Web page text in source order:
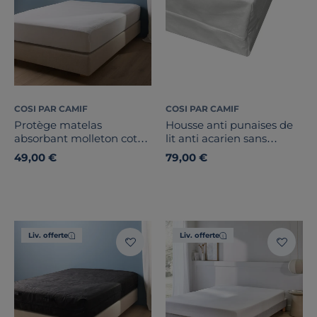
COSI PAR CAMIF
Protège matelas
absorbant molleton coton
biologique Isidore
49,00 €
COSI PAR CAMIF
Housse anti punaises de
lit anti acarien sans
traitement
79,00 €
Liv. offerte Liv. offerte